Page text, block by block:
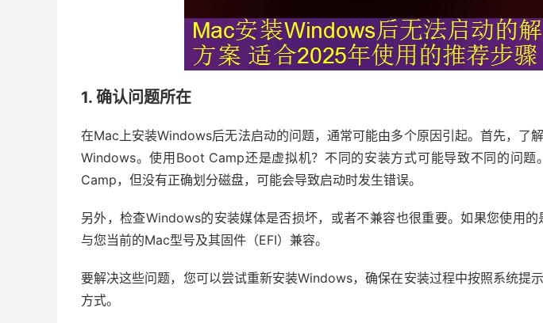
1. 确认问题所在
在Mac上安装Windows后无法启动的问题，通常可能由多个原因引起。首先，了
Windows。使用Boot Camp还是虚拟机？不同的安装方式可能导致不同的问题
Camp，但没有正确划分磁盘，可能会导致启动时发生错误。
另外，检查Windows的安装媒体是否损坏，或者不兼容也很重要。如果您使用
与您当前的Mac型号及其固件（EFI）兼容。
要解决这些问题，您可以尝试重新安装Windows，确保在安装过程中按照系统提
方式。